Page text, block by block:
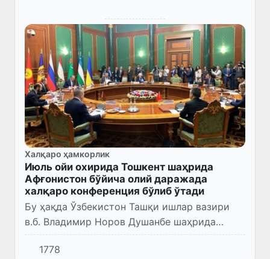
Халқаро ҳамкорлик
Июль ойи охирида Тошкент шаҳрида
Афғонистон бўйича олий даражада
халқаро конференция бўлиб ўтади
Бу ҳақда Ўзбекистон Ташқи ишлар вазири
в.б. Владимир Норов Душанбе шаҳрида
бўлиб ўтётган МДҲ ташқи ишлар вазирлари
Кенгашининг мажлисидаги нутқида маълум
1778